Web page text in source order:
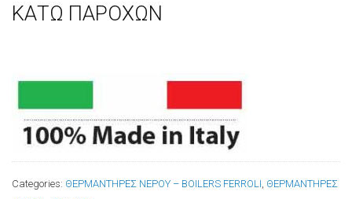
ΚΑΤΩ ΠΑΡΟΧΩΝ
Categories: ΘΕΡΜΑΝΤΗΡΕΣ ΝΕΡΟΥ – BOILERS FERROLI ΘΕΡΜΑΝΤΗΡΕΣ